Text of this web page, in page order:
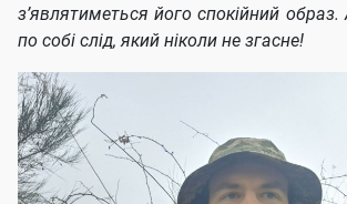
з’являтиметься його спокійний
по собі слід, який ніколи не згасне!